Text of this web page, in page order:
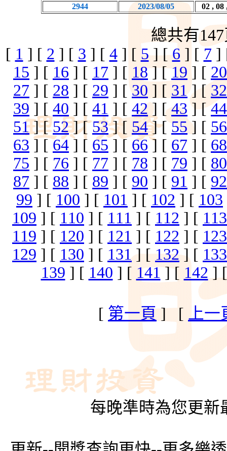
2944
2023/08/05 02 , 08
總共有
[ 1 ] [ 2 ] [ 3 ] [ 4] [ 5] [6 ] [ 7 ]
15 ] [ 16 ] [ 17 ] [ 18] [19 ] [ 20
27 ] [ 28 ] [ 29 ] [30 ] [ 31] [ 32
39 ] [ 40 ] [ 41 ] [ 42] [43 ] [44
51] [52] [53] [ 54] [55] [ 56
63 ] [64 ] [ 65 ] [ 66] [ 67 ] [ 68
75 ] [ 76 ] [ 77 ] [ 78 ] [ 79 ] [ 80
87 ] [ 88 ] [ 89 ] [ 90 ] [ 91 ] [ 92
99 ] [ 100 ] [ 101 ] [ 102 ] [ 103
109 ] [ 110 ] [ 111 ] [ 112 ] [ 113
119 ] [ 120 ] [ 121 ] [ 122 ] [ 123
129 ] [ 130 ] [ 131] [132] [ 133
139 ] [ 140 ] [ 141] [ 142 ]
[ 第一頁] [ 上一
每晚準時為您更新